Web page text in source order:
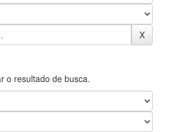
o resultado de busca.